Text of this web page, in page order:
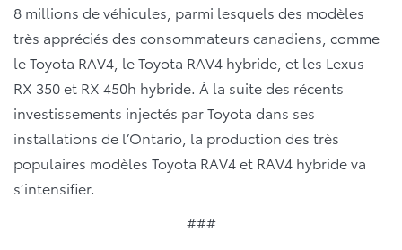
8 millions de véhicules, parmi lesquels des modèles
très appréciés des consommateurs canadiens, comme
le Toyota RAV4, le Toyota RAV4 hybride, et les Lexus
RX 350 et RX 450h hybride. À la suite des récents
investissements injectés par Toyota dans ses
installations de l’Ontario, la production des très
populaires modèles Toyota RAV4 et RAV4 hybride va
s’intensifier.
###